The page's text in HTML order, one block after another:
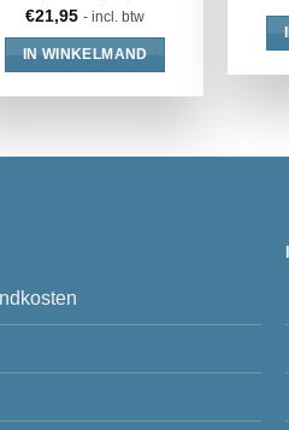
€21,95 - incl. btw
IN WINKELMAND